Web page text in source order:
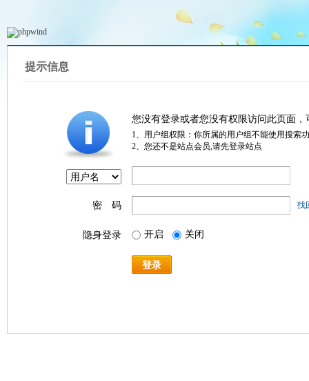
提示信息
您没有登录或者您没有权限访问此页面
1、用户组权限：你所属的用户组不能使用搜索
2、您还不是站点会员,请先登录站点
密 码 找
隐身登录 开启 关闭
登录